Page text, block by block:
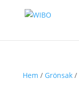
Hem / Grönsak/